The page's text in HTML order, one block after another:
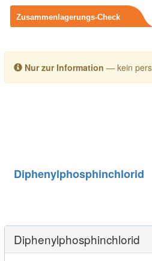
Nur zur Information — kein
Diphenylphosphinchlorid
Diphenylphosphinchlorid